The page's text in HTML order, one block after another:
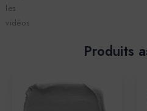
les
vidéos
Produits